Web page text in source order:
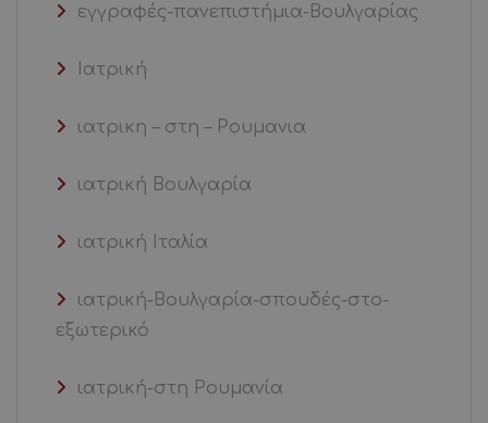
εγγραφές-πανεπιστήμια-Βουλγαρίας
Ιατρική
ιατρικη – στη – Ρουμανια
ιατρική Βουλγαρία
ιατρική Ιταλία
ιατρική-Βουλγαρία-σπουδές-στο-
εξωτερικό
ιατρική-στη Ρουμανία